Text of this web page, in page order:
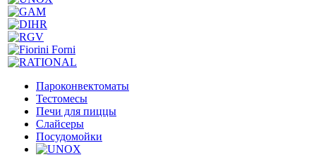
Пароконвектоматы
Тестомесы
Печи для пиццы
Слайсеры
Посудомойки